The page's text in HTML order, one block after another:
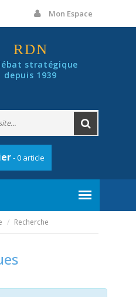
Mon Espace
RDN
stratégique
depuis 1939
- 0 article
Recherche